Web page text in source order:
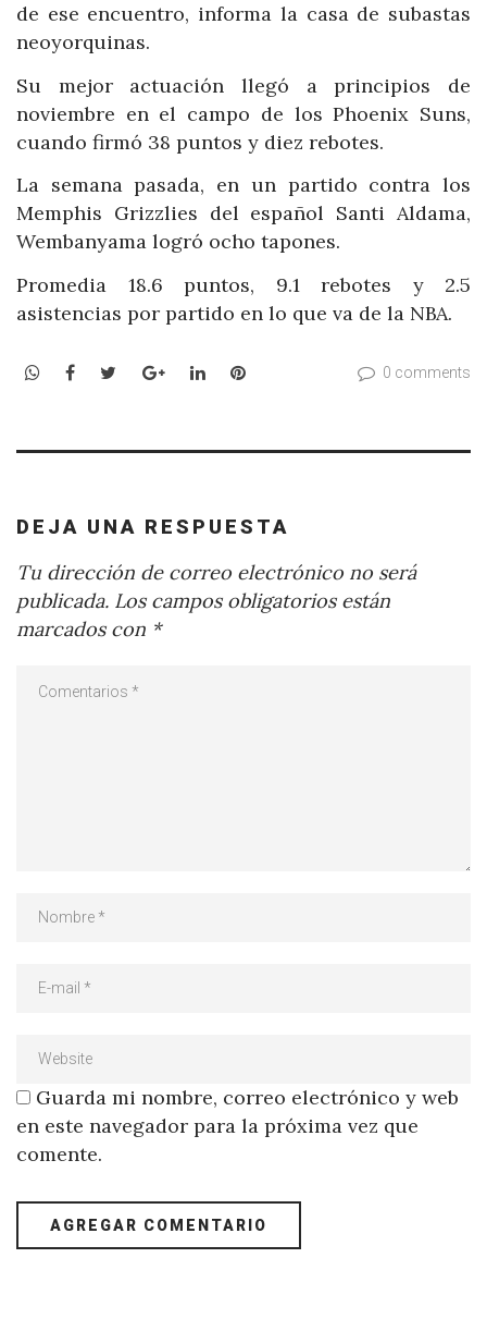
de ese encuentro, informa la casa de subastas
neoyorquinas.
Su mejor actuación llegó a principios de
noviembre en el campo de los Phoenix Suns,
cuando firmó 38 puntos y diez rebotes.
La semana pasada, en un partido contra los
Memphis Grizzlies del español Santi Aldama,
Wembanyama logró ocho tapones.
Promedia 18.6 puntos, 9.1 rebotes y 2.5
asistencias por partido en lo que va de la NBA.
WhatsApp
Facebook
TwitterGoogle+LinkedInPinterest 0 comments
DEJA UNA RESPUESTA
Tu dirección de correo electrónico no será
publicada. Los campos obligatorios están
marcados con *
Guarda mi nombre, correo electrónico y web
en este navegador para la próxima vez que
comente.